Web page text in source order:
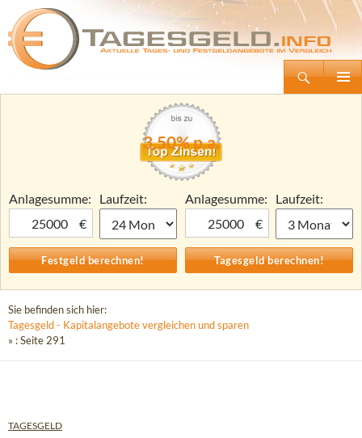
Tagesgeld.info – Tagesgeldkonten vergleichen und Tagesgeld-Zinsen berechnen
Zum
3,50% p.a.
Anlagesumme:
€
Laufzeit:
Anlagesumme:
€
Laufzeit:
Sie befinden sich hier:
Tagesgeld - Kapitalangebote vergleichen und sparen
» : Seite 291
TAGESGELD